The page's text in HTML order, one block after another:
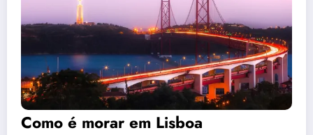
Como é morar em Lisboa